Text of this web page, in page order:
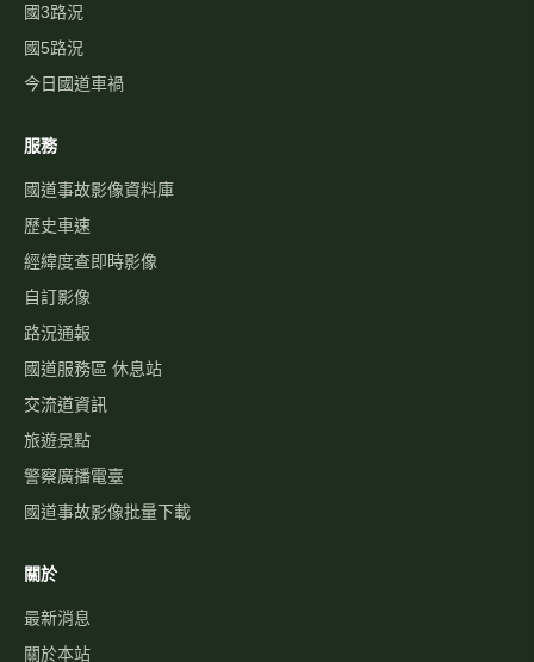
國3路況
國5路況
今日國道車禍
服務
國道事故影像資料庫
歷史車速
經緯度查即時影像
自訂影像
路況通報
國道服務區 休息站
交流道資訊
旅遊景點
警察廣播電臺
國道事故影像批量下載
關於
最新消息
關於本站